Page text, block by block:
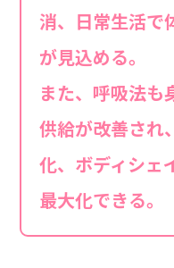
消、日常生活で
が見込める。
また、呼吸法も
供給が改善され
化、ボディシェ
最大化できる。